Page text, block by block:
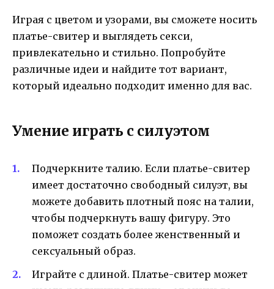
Играя с цветом и узорами, вы сможете носить
платье-свитер и выглядеть секси,
привлекательно и стильно. Попробуйте
различные идеи и найдите тот вариант,
который идеально подходит именно для вас.
Умение играть с силуэтом
Подчеркните талию. Если платье-свитер
имеет достаточно свободный силуэт, вы
можете добавить плотный пояс на талии,
чтобы подчеркнуть вашу фигуру. Это
поможет создать более женственный и
сексуальный образ.
Играйте с длиной. Платье-свитер может